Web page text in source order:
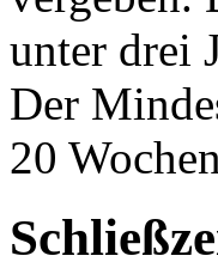
unter drei
Der
20